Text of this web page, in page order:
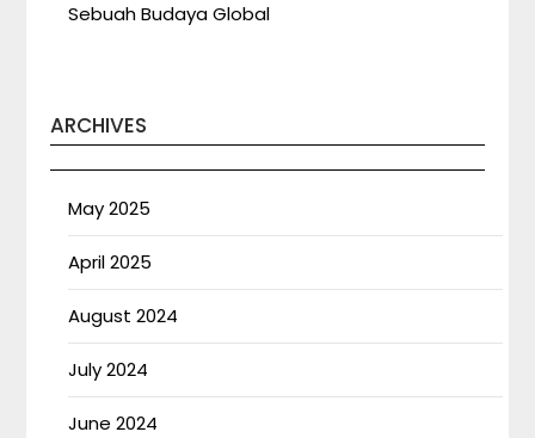
Sebuah Budaya Global
ARCHIVES
May 2025
April 2025
August 2024
July 2024
June 2024